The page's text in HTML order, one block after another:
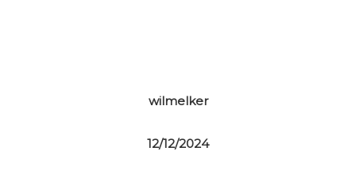
wilmelker
12/12/2024